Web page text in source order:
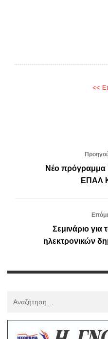
<<
Νέο πρόγραμμα
ΕΠΑΛ
Σεμινάριο για
ηλεκτρονικών
: